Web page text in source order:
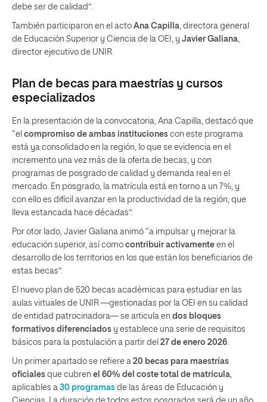
debe ser de calidad”.
También participaron en el acto Ana Capilla, directora general
de Educación Superior y Ciencia de la OEI, y Javier Galiana,
director ejecutivo de UNIR.
Plan de becas para maestrías y cursos
especializados
En la presentación de la convocatoria, Ana Capilla, destacó que
“el compromiso de ambas instituciones con este programa
está ya consolidado en la región, lo que se evidencia en el
incremento una vez más de la oferta de becas, y con
programas de posgrado de calidad y demanda real en el
mercado. En posgrado, la matrícula está en torno a un 7%, y
con ello es difícil avanzar en la productividad de la región, que
lleva estancada hace décadas”.
Por otor lado, Javier Galiana animó “a impulsar y mejorar la
educación superior, así como contribuir activamente en el
desarrollo de los territorios en los que están los beneficiarios de
estas becas”.
El nuevo plan de 520 becas académicas para estudiar en las
aulas virtuales de UNIR —gestionadas por la OEI en su calidad
de entidad patrocinadora— se articula en dos bloques
formativos diferenciados y establece una serie de requisitos
básicos para la postulación a partir del 27 de enero 2026.
Un primer apartado se refiere a 20 becas para maestrías
oficiales que cubren el 60% del coste total de matrícula,
aplicables a 30 programas de las áreas de Educación y